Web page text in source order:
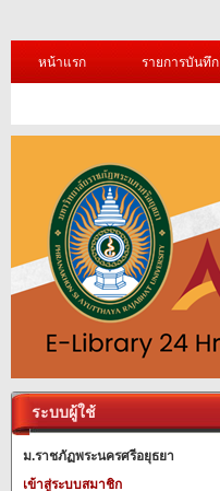
หน้าแรก รายการบันทึก
ระบบผู้ใช้
ม.ราชภัฏพระนครศรีอยุธยา
เข้าสู่ระบบสมาชิก